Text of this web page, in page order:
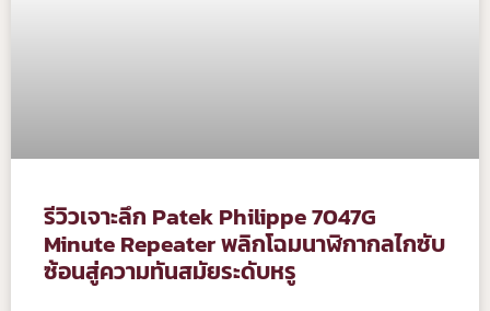
รีวิวเจาะลึก Patek Philippe 7047G
Minute Repeater พลิกโฉมนาฬิกากลไกซับ
ซ้อนสู่ความทันสมัยระดับหรู